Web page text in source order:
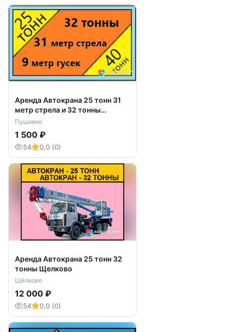
Аренда Автокрана 25 тонн 31
метр стрела и 32 тонны
Пушкино
Пушкино
1 500 ₽
54 0,0 (0)
Аренда Автокрана 25 тонн 32
тонны Щелково
Щёлково
12 000 ₽
54 0,0 (0)